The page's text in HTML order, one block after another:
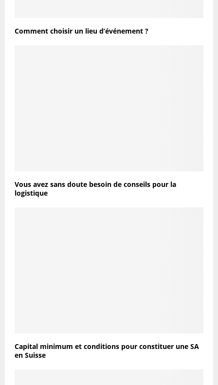
Comment choisir un lieu d’événement ?
Vous avez sans doute besoin de conseils pour la
logistique
Capital minimum et conditions pour constituer une SA
en Suisse